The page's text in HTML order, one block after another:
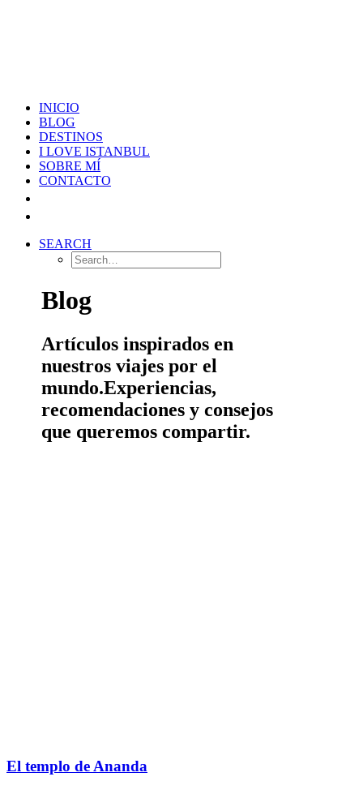
INICIO
BLOG
DESTINOS
I LOVE ISTANBUL
SOBRE MÍ
CONTACTO
SEARCH
Blog
Artículos inspirados en
nuestros viajes por el
mundo.Experiencias,
recomendaciones y consejos
que queremos compartir.
El templo de Ananda